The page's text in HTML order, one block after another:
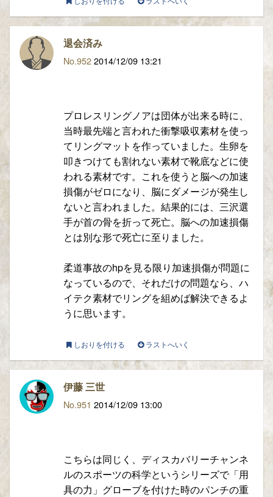
退会済み
No.9522014/12/09 13:21
プロレスリングノアは団体が出来る時に、
当時最先端と言われた衝撃吸収素材を使っ
てリングマットを作っていました。生卵を
叩きつけても割れない素材で靴底などに使
われる素材です。これを使うと脳への加速
損傷がゼロになり、脳にダメージが発生し
ないと言われました。結果的には、三沢選
手が首の骨を折って死亡。脳への加速損傷
とは別な形で死亡に至りました。
柔道事故のhpを見る限り加速損傷が問題に
なっているので、それだけの問題なら、ハ
イテク素材でリングを組めば解決できるよ
うに思います。
しおりを付ける ラストへいく
伊藤 三世
No.951 2014/12/09 13:00
こちらは同じく、ディスカバリーチャンネ
ルのスポーツの科学というシリーズで「用
具の力」グローブを付けた時のパンチの重